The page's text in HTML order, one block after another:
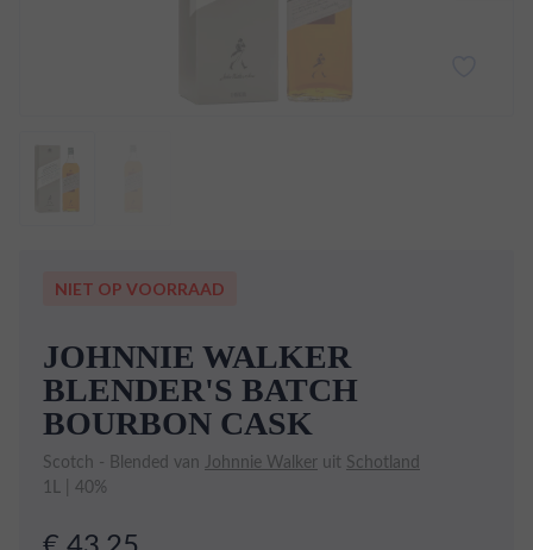
NIET OP VOORRAAD
JOHNNIE WALKER
BLENDER'S BATCH
BOURBON CASK
Scotch - Blended van Johnnie Walker uit Schotland
1L | 40%